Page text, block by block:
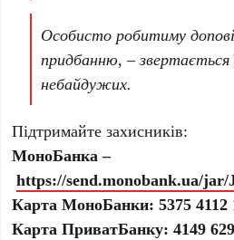
Особисто робитиму
придбанню, – звертається
небайдужих.
Підтримайте захисників:
МоноБанка –
https://send.monobank.ua/jar/
Карта МоноБанки: 5375 4112
Карта ПриватБанку: 4149